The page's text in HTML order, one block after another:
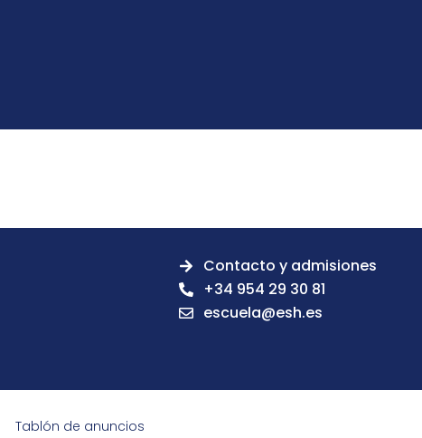
Contacto y admisiones
+34 954 29 30 81
escuela@esh.es
Tablón de anuncios